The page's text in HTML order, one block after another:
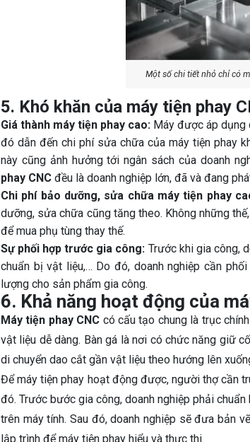
Một số chi tiết nhỏ chỉ có
5. Khó khăn của máy tiện phay
Giá thành máy tiện phay cao: Máy được áp dụng
đó dẫn đến chi phí sửa chữa của máy tiện phay
này cũng ảnh hưởng tới ngân sách của doanh
phay CNC đều là doanh nghiệp lớn, đã và đang
Chi phí bảo dưỡng, sửa chữa máy tiện phay
dưỡng, sửa chữa cũng tăng theo. Không những
để mua phụ tùng thay thế.
Sự phối hợp trước gia công: Trước khi gia công,
chuẩn bị vật liệu,… Do đó, doanh nghiệp cần
lượng cho sản phẩm gia công.
6. Khả năng hoạt động của
Máy tiện phay CNC có cấu tạo chung là trục
vật liệu dễ dàng. Bàn gá là nơi có chức năng giữ
di chuyển dao cắt gần vật liệu theo hướng lên
Để máy tiện phay hoạt động được, người thợ cần
đó. Trước bước gia công, doanh nghiệp phải
trên máy tính. Sau đó, doanh nghiệp sẽ đưa bản
lập trình để máy tiện phay hiểu và thực thi.